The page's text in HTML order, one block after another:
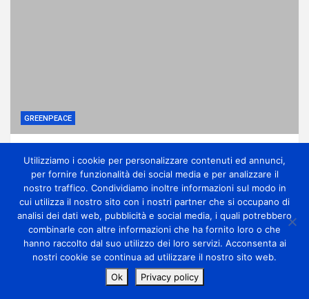
GREENPEACE
contro la crisi climatica
1 giorno ago miometeo
Copyright Miometeo © All rights reserved | Theme by
MantraBrain
Utilizziamo i cookie per personalizzare contenuti ed annunci,
per fornire funzionalità dei social media e per analizzare il
nostro traffico. Condividiamo inoltre informazioni sul modo in
cui utilizza il nostro sito con i nostri partner che si occupano di
analisi dei dati web, pubblicità e social media, i quali potrebbero
combinarle con altre informazioni che ha fornito loro o che
hanno raccolto dal suo utilizzo dei loro servizi. Acconsenta ai
nostri cookie se continua ad utilizzare il nostro sito web.
Ok
Privacy policy